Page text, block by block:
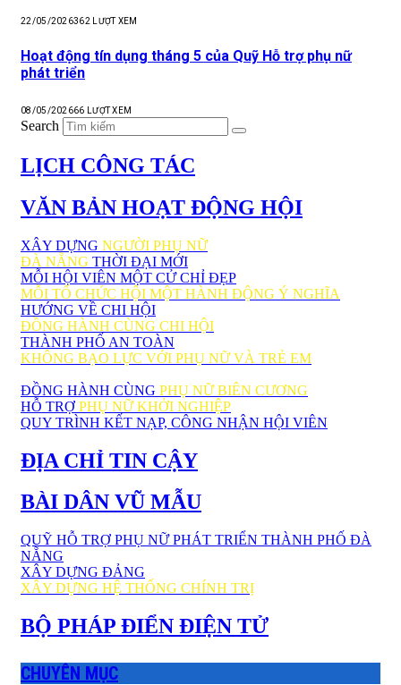
22/05/2026362 LƯỢT XEM
Hoạt động tín dụng tháng 5 của Quỹ Hỗ trợ phụ nữ
phát triển
08/05/202666 LƯỢT XEM
Search
LỊCH CÔNG TÁC
VĂN BẢN HOẠT ĐỘNG HỘI
XÂY DỰNG NGƯỜI PHỤ NỮ
ĐÀ NẴNG THỜI ĐẠI MỚI
MỖI HỘI VIÊN MỘT CỬ CHỈ ĐẸP
MỖI TỔ CHỨC HỘI MỘT HÀNH ĐỘNG Ý NGHĨA
HƯỚNG VỀ CHI HỘI
ĐỒNG HÀNH CÙNG CHI HỘI
THÀNH PHỐ AN TOÀN
KHÔNG BẠO LỰC VỚI PHỤ NỮ VÀ TRẺ EM
ĐỒNG HÀNH CÙNG PHỤ NỮ BIÊN CƯƠNG
HỖ TRỢ PHỤ NỮ KHỞI NGHIỆP
QUY TRÌNH KẾT NẠP, CÔNG NHẬN HỘI VIÊN
ĐỊA CHỈ TIN CẬY
BÀI DÂN VŨ MẪU
QUỸ HỖ TRỢ PHỤ NỮ PHÁT TRIỂN THÀNH PHỐ ĐÀ
NẴNG
XÂY DỰNG ĐẢNG
XÂY DỰNG HỆ THỐNG CHÍNH TRỊ
BỘ PHÁP ĐIỂN ĐIỆN TỬ
CHUYÊN MỤC